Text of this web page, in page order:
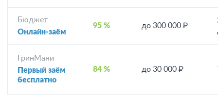
Бюджет
Онлайн-заём
95 % до 300 000 ₽
ГринМани
Первый заём
бесплатно
84 % до 30 000 ₽